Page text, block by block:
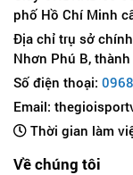
phố Hồ Chí Minh
Địa chỉ trụ sở
Nhơn Phú B,
Số điện thoại:
Email:
Thời gian làm
Về chúng tôi